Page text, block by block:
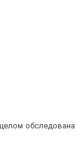
обследована